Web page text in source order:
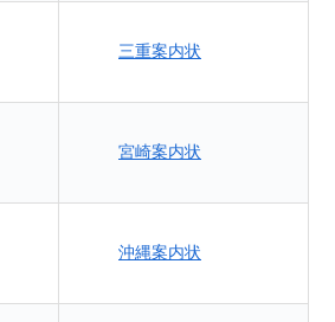
三重案内状
宮崎案内状
沖縄案内状